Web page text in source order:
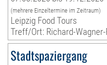
(mehrere Einzeltermine im Zeitraum)
Leipzig Food Tours
Treff/Ort: Richard-
Stadtspaziergang